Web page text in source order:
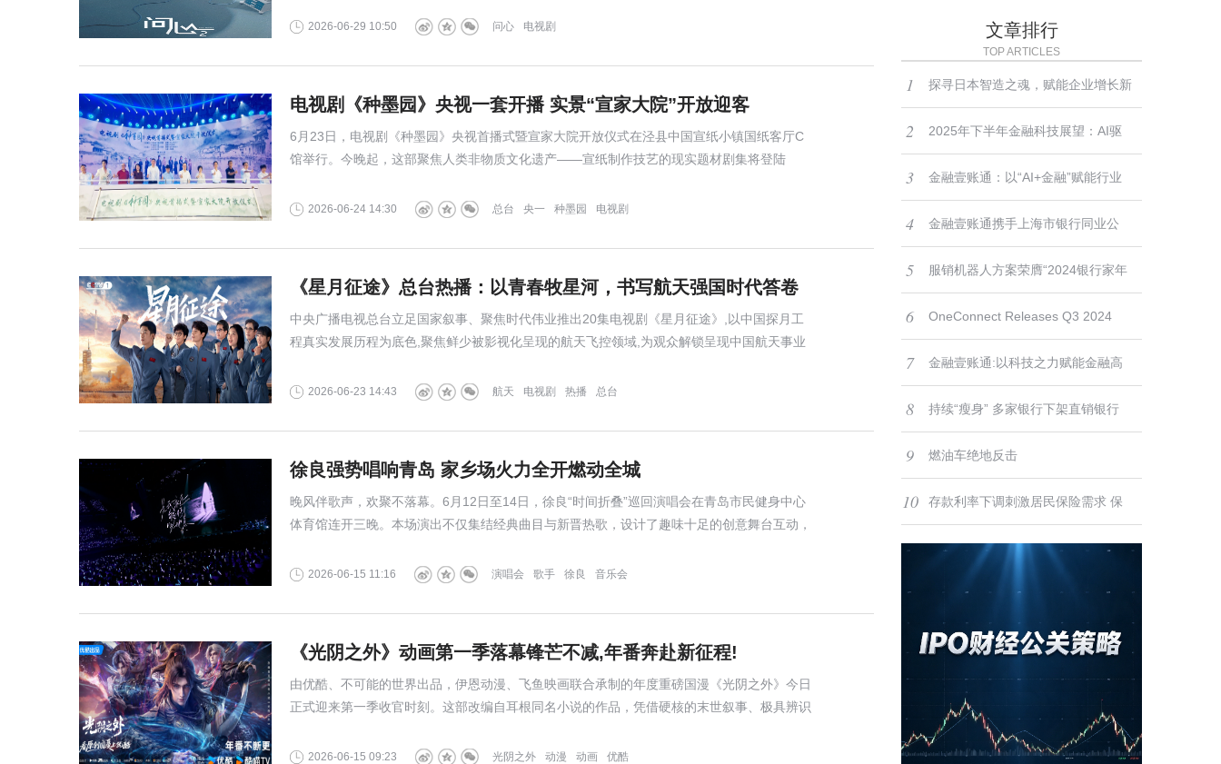
2026-06-29 10:50 电视剧
问心
电视剧《种墨园》央视一套开播 实景“宣家大院”开放迎客
6月23日，电视剧《种墨园》央视首播式暨宣家大院开放仪式在泾县中国宣纸小镇国纸客厅C
馆举行。今晚起，这部聚焦人类非物质文化遗产——宣纸制作技艺的现实题材剧集将登陆
2026-06-24 14:30 电视剧
种墨园
央一
总台
《星月征途》总台热播：以青春牧星河，书写航天强国时代答卷
中央广播电视总台立足国家叙事、聚焦时代伟业推出20集电视剧《星月征途》,以中国探月工
程真实发展历程为底色,聚焦鲜少被影视化呈现的航天飞控领域,为观众解锁呈现中国航天事业
2026-06-23 14:43 总台
热播
电视剧
航天
徐良强势唱响青岛 家乡场火力全开燃动全城
晚风伴歌声，欢聚不落幕。6月12日至14日，徐良“时间折叠”巡回演唱会在青岛市民健身中心
体育馆连开三晚。本场演出不仅集结经典曲目与新晋热歌，设计了趣味十足的创意舞台互动，
奖、全城宣发造势以及歌迷暖心应援，打造出一场兼具青春回忆、趣味互动与满
2026-06-15 11:16 音乐会
徐良
歌手
演唱会
《光阴之外》动画第一季落幕锋芒不减,年番奔赴新征程!
由优酷、不可能的世界出品，伊恩动漫、飞鱼映画联合承制的年度重磅国漫《光阴之外》今日
正式迎来第一季收官时刻。这部改编自耳根同名小说的作品，凭借硬核的末世叙事、极具辨识
流媒体的广泛认可，为国漫在题材拓维与文化表达上探出一条新路。
2026-06-15 09:23 优酷
动画
动漫
光阴之外
文章排行
TOP ARTICLES
1 探寻日本智造之魂，赋能企业增长新
路径——2025-2026日本精密仪器与
高端制造标杆考察团招募启动
2 2025年下半年金融科技展望：AI驱
动、监管深化与全球化布局
3 金融壹账通：以“AI+金融”赋能行业
数字化转型，助力做好“五篇大文章”
4 金融壹账通携手上海市银行同业公
会：聚焦科技创新，共同探讨银行转
型之路
5 服销机器人方案荣膺“2024银行家年
度金融科技产品创新优秀案例”
6 OneConnect Releases Q3 2024
Results
7 金融壹账通:以科技之力赋能金融高
质量发展
8 持续“瘦身” 多家银行下架直销银行
App
9 燃油车绝地反击
10 存款利率下调刺激居民保险需求 保
险股有望迎来“戴维斯双击”配置良机